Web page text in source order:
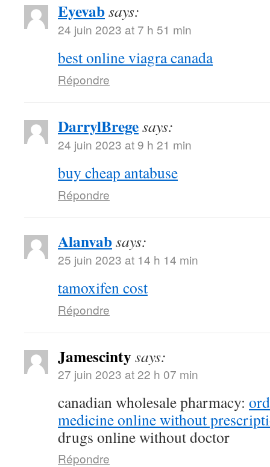
Eyevabsays:
24 juin 2023 at 7 h 51 min
best online viagra canada
Répondre
DarrylBregesays:
24 juin 2023 at 9 h 21 min
buy cheap antabuse
Répondre
Alanvabsays:
25 juin 2023 at 14 h 14 min
tamoxifen cost
Répondre
Jamescintysays:
27 juin 2023 at 22 h 07 min
canadian wholesale pharmacy:
medicine online without
drugs online without doctor
Répondre